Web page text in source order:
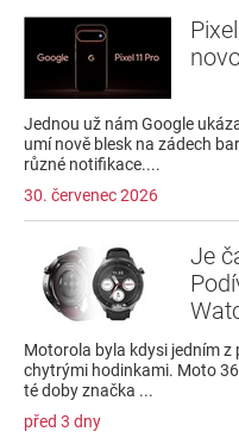
Jednou už nám Google
umí nově blesk na zádech
různé notifikace....
30. červenec 2026
Je
Motorola byla kdysi jedním
chytrými hodinkami. Moto
té doby značka ...
před 3 dny